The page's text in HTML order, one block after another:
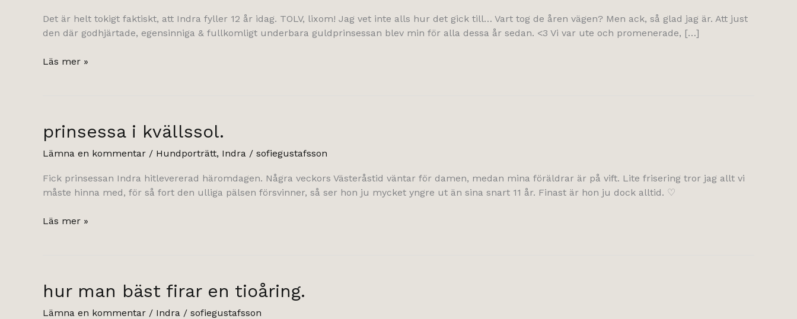
Det är helt tokigt faktiskt, att Indra fyller 12 år idag. TOLV, lixom! Jag vet inte alls hur det gick till… Vart tog de åren vägen? Men ack, så glad jag är. Att just
den där godhjärtade, egensinniga & fullkomligt underbara guldprinsessan blev min för alla dessa år sedan. <3 Vi var ute och promenerade, […]
12årig
Läs mer »
prinsessa i kvällssol.
Lämna en kommentar / Hundporträtt, Indra / sofiegustafsson
Fick prinsessan Indra hitlevererad häromdagen. Några veckors Västeråstid väntar för damen, medan mina föräldrar är på vift. Lite frisering tror jag allt vi
måste hinna med, för så fort den ulliga pälsen försvinner, så ser hon ju mycket yngre ut än sina snart 11 år. Finast är hon ju dock alltid. ♡
prinsessa
Läs mer »
hur man bäst firar en tioåring.
Lämna en kommentar / Indra / sofiegustafsson